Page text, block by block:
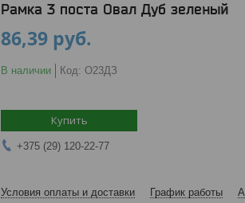
Рамка 3 поста Овал Дуб зеленый
86,39 руб.
В наличии Код: О23ДЗ
Купить
+375 (29) 120-22-77
Условия оплаты и доставки График работы